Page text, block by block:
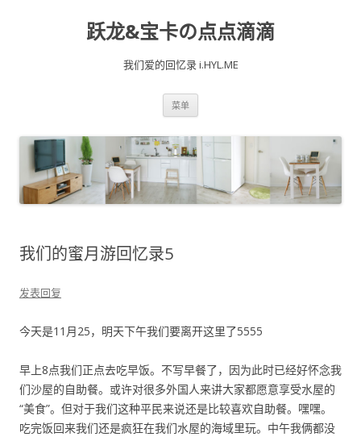
跃龙&宝卡の点点滴滴
我们爱的回忆录 i.HYL.ME
菜单
容
我们的蜜月游回忆录5
发表回复
今天是11月25，明天下午我们要离开这里了5555
早上8点我们正点去吃早饭。不写早餐了，因为此时已经好怀念我
们沙屋的自助餐。或许对很多外国人来讲大家都愿意享受水屋的
“美食”。但对于我们这种平民来说还是比较喜欢自助餐。嘿嘿。
吃完饭回来我们还是疯狂在我们水屋的海域里玩。中午我俩都没